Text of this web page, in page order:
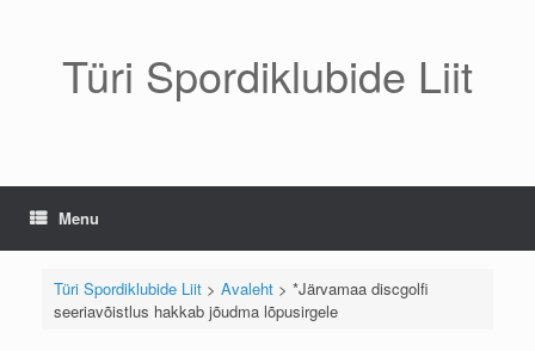
Türi Spordiklubide Liit
Menu
Türi Spordiklubide Liit> Avaleht> *Järvamaa discgolfi
seeriavõistlus hakkab jõudma lõpusirgele